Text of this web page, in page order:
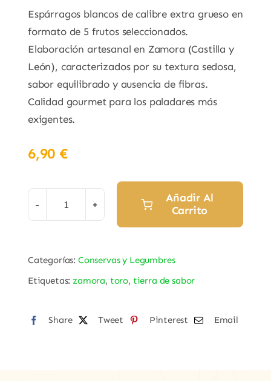
Espárragos blancos de calibre extra grueso en
formato de 5 frutos seleccionados.
Elaboración artesanal en Zamora (Castilla y
León), caracterizados por su textura sedosa,
sabor equilibrado y ausencia de fibras.
Calidad gourmet para los paladares más
exigentes.
6,90 €
Espárragos
Frutos
Extra
"Conservas
Añadir Al
Carrito
Categorías: Conservas y Legumbres
Etiquetas:zamora, toro, tierra de sabor
Share Tweet Pinterest Email